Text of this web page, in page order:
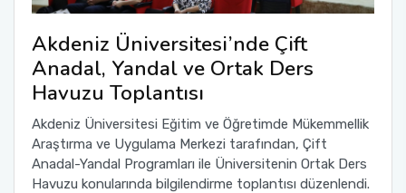
Akdeniz Üniversitesi’nde Çift
Anadal, Yandal ve Ortak Ders
Havuzu Toplantısı
Akdeniz Üniversitesi Eğitim ve Öğretimde Mükemmellik
Araştırma ve Uygulama Merkezi tarafından, Çift
Anadal-Yandal Programları ile Üniversitenin Ortak Ders
Havuzu konularında bilgilendirme toplantısı düzenlendi.